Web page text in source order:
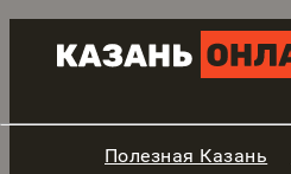
Полезная Казань